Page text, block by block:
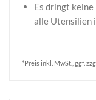
Es dringt keine
alle Utensilien
*Preis inkl. MwSt., ggf.